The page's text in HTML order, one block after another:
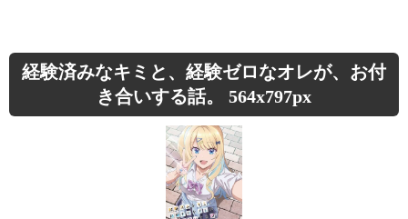
経験済みなキミと、経験ゼロなオレが、お付
き合いする話。 564x797px